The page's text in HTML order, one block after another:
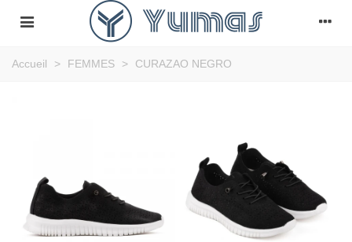
Accueil > FEMMES > CURAZAO NEGRO